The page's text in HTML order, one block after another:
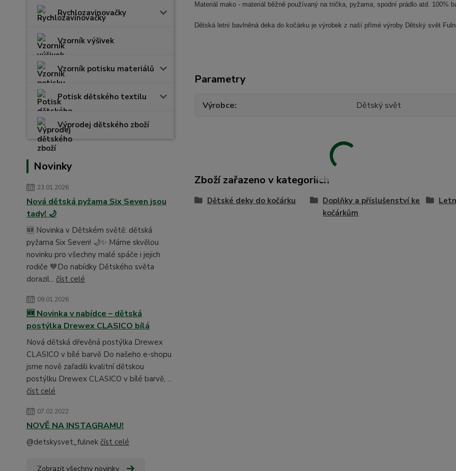
Rychlozavinovačky
Vzorník výšivek
Vzorník potisku materiálů
Potisk dětského textilu
Výprodej dětského zboží
Novinky
23.01.2026
Nová dětská pyžama Six Seven jsou
tady! 🌙
🆕 Novinka v Dětském světě: dětská
pyžama Six Seven! 🌙✨ Máme skvělou
novinku pro všechny malé spáče i jejich
rodiče 💙Do nabídky Dětského světa
dorazil... číst celé
09.01.2026
🆕 Novinka v nabídce – dětská
postýlka Drewex CLASICO bílá
Nová dětská dřevěná postýlka Drewex
CLASICO v bílé barvě Do našeho e-shopu
jsme nově zařadili kvalitní dětskou
postýlku Drewex CLASICO v bílé barvě, ...
číst celé
07.02.2022
NOVĚ NA INSTAGRAMU!
@detskysvet_fulnek číst celé
Zobrazit všechny novinky
Materiál mako - materiál běžně používaný na trička, pyžama, spodní prádlo atd. 100%
Dětská letní bavlněná deka do kočárku je výrobek z naší přímé výroby Dětský svět
Parametry
Výrobce Dětský svět
Zboží zařazeno v kategoriích
Dětské deky do kočárku
Doplňky a příslušenství ke
kočárkům